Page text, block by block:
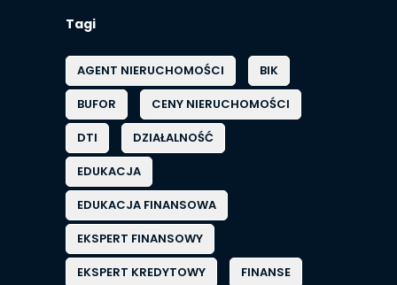
Tagi
AGENT NIERUCHOMOŚCI
BIK
BUFOR
CENY NIERUCHOMOŚCI
DTI
DZIAŁALNOŚĆ
EDUKACJA
EDUKACJA FINANSOWA
EKSPERT FINANSOWY
EKSPERT KREDYTOWY
FINANSE